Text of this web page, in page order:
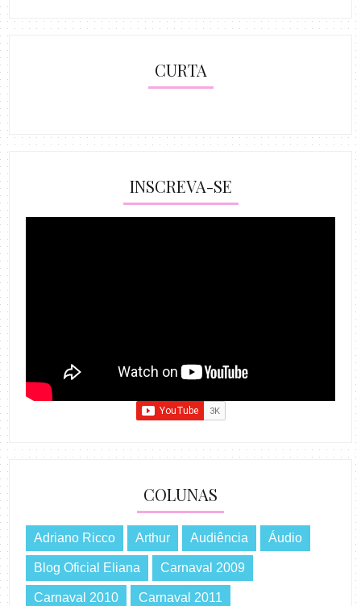
CURTA
INSCREVA-SE
COLUNAS
Adriano Ricco Arthur Audiência Áudio
Blog Oficial Eliana Carnaval 2009
Carnaval 2010 Carnaval 2011